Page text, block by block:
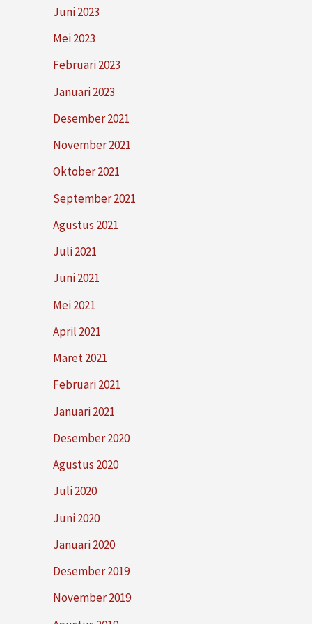
Juni 2023
Mei 2023
Februari 2023
Januari 2023
Desember 2021
November 2021
Oktober 2021
September 2021
Agustus 2021
Juli 2021
Juni 2021
Mei 2021
April 2021
Maret 2021
Februari 2021
Januari 2021
Desember 2020
Agustus 2020
Juli 2020
Juni 2020
Januari 2020
Desember 2019
November 2019